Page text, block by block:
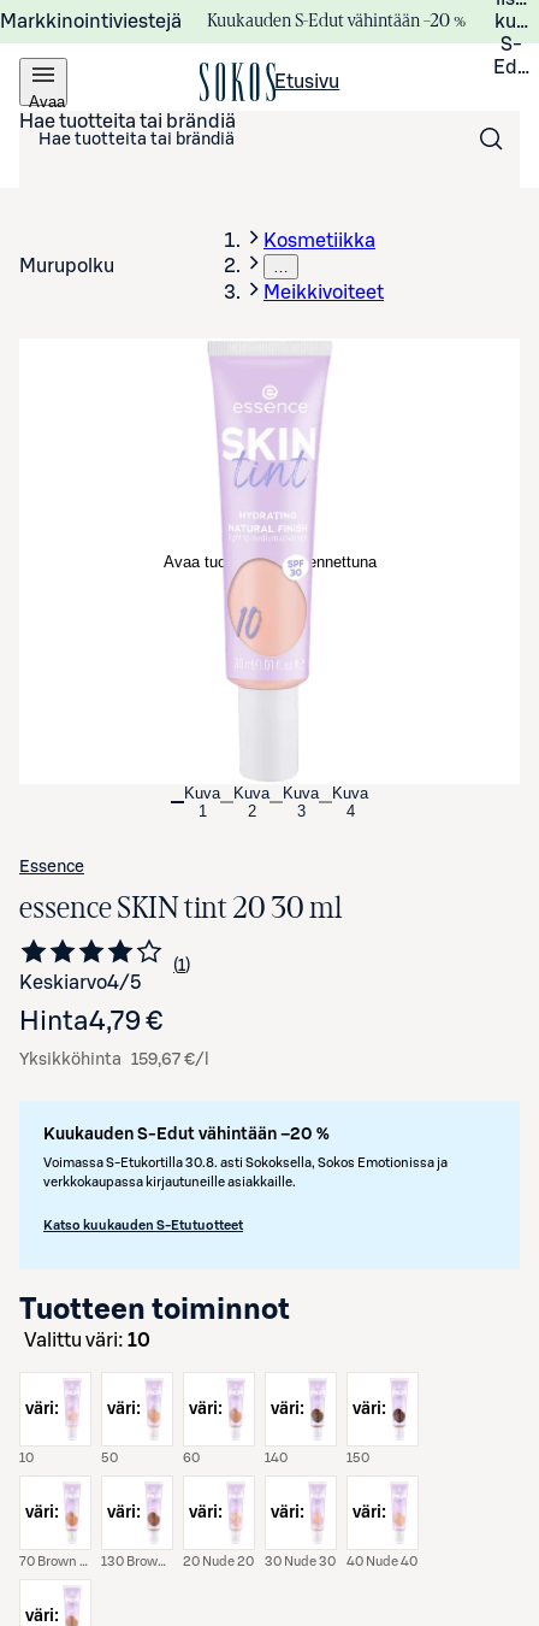
Markkinointiviestejä Kuukauden S-Edut vähintään –20 %
S-
Avaa
valikko
Etusivu
Hae tuotteita tai brändiä
Murupolku
Kosmetiikka
…
Meikkivoiteet
Avaa tuotekuva suurennettuna
Kuva
1
Kuva
2
Kuva
3
Kuva
4
Essence
essence SKIN tint 20 30 ml
Keskiarvo4/5 Siirry arvioihin
1
kappale
Hinta4,79 €
Yksikköhinta 159,67 €/l
Kuukauden S-Edut vähintään –20 %
Voimassa S-Etukortilla 30.8. asti Sokoksella, Sokos Emotionissa ja
verkkokaupassa kirjautuneille asiakkaille.
Katso kuukauden S-Etutuotteet
Tuotteen toiminnot
Valittu väri: 10
väri:
10
väri:
50
väri:
60
väri:
140
väri:
150
väri:
70 Brown 70
väri:
130 Brown 130
väri:
20 Nude 20
väri:
30 Nude 30
väri:
40 Nude 40
väri: